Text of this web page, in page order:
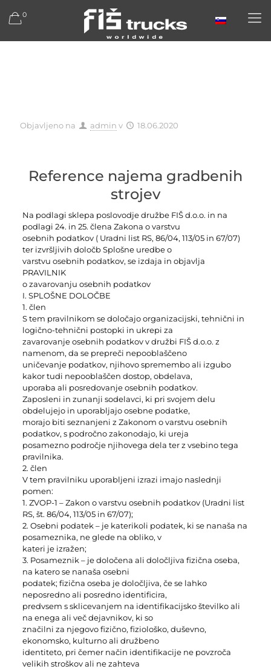
0
Objavljeno na admin v 18.06.2020
Reference najema gradbenih
strojev
Na podlagi sklepa poslovodje družbe FIŠ d.o.o. in na
podlagi 24. in 25. člena Zakona o varstvu
osebnih podatkov ( Uradni list RS, 86/04, 113/05 in 67/07)
ter izvršljivih določb Splošne uredbe o
varstvu osebnih podatkov, se izdaja in objavlja
PRAVILNIK
o zavarovanju osebnih podatkov
I. SPLOŠNE DOLOČBE
1. člen
S tem pravilnikom se določajo organizacijski, tehnični in
logično-tehnični postopki in ukrepi za
zavarovanje osebnih podatkov v družbi FIŠ d.o.o. z
namenom, da se prepreči nepooblaščeno
uničevanje podatkov, njihovo spremembo ali izgubo
kakor tudi nepooblaščen dostop, obdelava,
uporaba ali posredovanje osebnih podatkov.
Zaposleni in zunanji sodelavci, ki pri svojem delu
obdelujejo in uporabljajo osebne podatke,
morajo biti seznanjeni z Zakonom o varstvu osebnih
podatkov, s področno zakonodajo, ki ureja
posamezno področje njihovega dela ter z vsebino tega
pravilnika.
2. člen
V tem pravilniku uporabljeni izrazi imajo naslednji
pomen:
1. ZVOP-1 – Zakon o varstvu osebnih podatkov (Uradni list
RS, št. 86/04, 113/05 in 67/07);
2. Osebni podatek – je katerikoli podatek, ki se nanaša na
posameznika, ne glede na obliko, v
kateri je izražen;
3. Posameznik – je določena ali določljiva fizična oseba,
na katero se nanaša osebni
podatek; fizična oseba je določljiva, če se lahko
neposredno ali posredno identificira,
predvsem s sklicevanjem na identifikacijsko številko ali
na enega ali več dejavnikov, ki so
značilni za njegovo fizično, fiziološko, duševno,
ekonomsko, kulturno ali družbeno
identiteto, pri čemer način identifikacije ne povzroča
velikih stroškov ali ne zahteva